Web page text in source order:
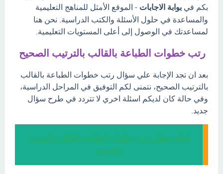
بكم في بوابة الاجابات - الموقع الأمثل للمناهج التعليمية
والمساعدة في حلول الأسئلة والكتب الدراسية. نحن هنا
لمساعدتك في الوصول إلى أعلى المستويات التعليمية.
رتب خطوات الطباعة بالقالب بالترتيب الصحيح
بعد ان تجد الإجابة علي سؤال رتب خطوات الطباعة بالقالب
بالترتيب الصحيح، نتمنى لكم التوفيق في المراحل الدراسية،
وفي حالة كان لديكم اسئلة اخري لا تتردد في طرح سؤال
جديد.
إجابة سؤال رتب خطوات الطباعة بالقالب بالترتيب
الصحيح